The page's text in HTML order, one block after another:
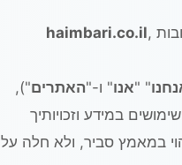
,
haimbari.co.il
" "אנו" ו-"האתרים"),
במידע וזכויותיך
במאמץ סביר, ולא חלה על